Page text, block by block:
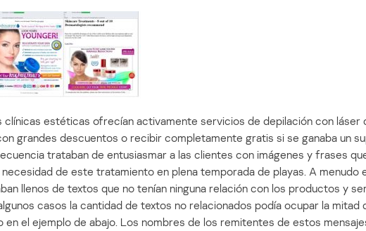
estéticas ofrecían activamente servicios de depilación con láser
grandes descuentos o recibir completamente gratis si se ganaba un
trataban de entusiasmar a las clientes con imágenes y frases
de este tratamiento en plena temporada de playas. A menudo
llenos de textos que no tenían ninguna relación con los productos y
casos la cantidad de textos no relacionados podía ocupar la mitad
en el ejemplo de abajo. Los nombres de los remitentes de estos